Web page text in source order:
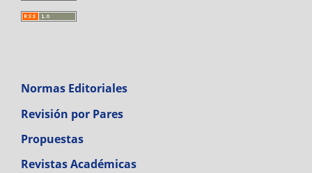
Normas Editoriales
Revisión por Pares
Propuestas
Revistas Académicas